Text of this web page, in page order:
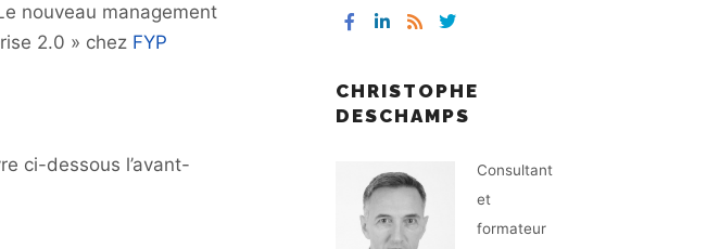
nouveau management
2.0 » chez FYP
ci-dessous l’avant-
CHRISTOPHE
DESCHAMPS
Consultant
et
formateur